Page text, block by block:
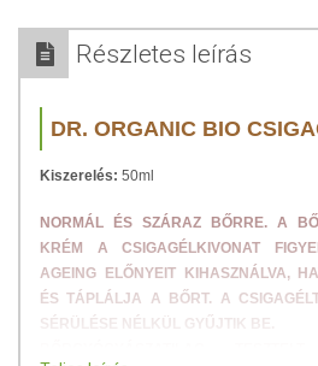
Részletes leírás
DR. ORGANIC BIO
Kiszerelés: 50ml
NORMÁL ÉS SZÁRAZ BŐRRE. A
KRÉM A CSIGAGÉLKIVONAT
AGEING ELŐNYEIT KIHASZNÁLVA,
ÉS TÁPLÁLJA A BŐRT. A
SÉRÜLÉSE NÉLKÜL GYŰJTIK BE.